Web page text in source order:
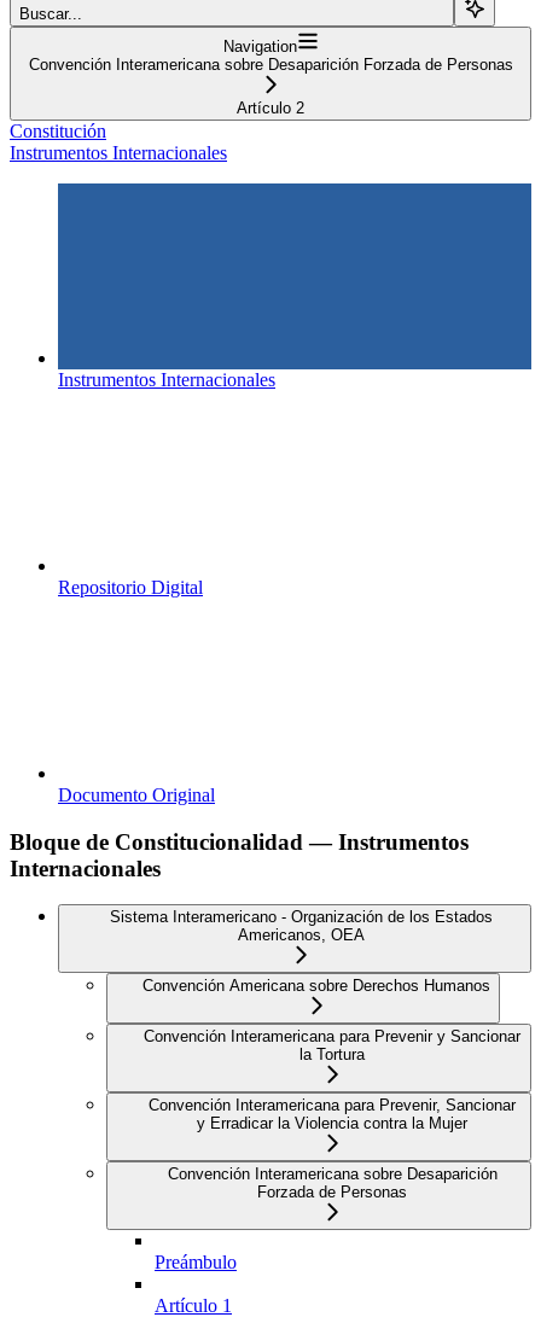
Buscar...
Navigation
Convención Interamericana sobre Desaparición Forzada de Personas
Artículo 2
Constitución
Instrumentos Internacionales
Instrumentos Internacionales
Repositorio Digital
Documento Original
Bloque de Constitucionalidad — Instrumentos
Internacionales
Sistema Interamericano - Organización de los Estados
Americanos, OEA
Convención Americana sobre Derechos Humanos
Convención Interamericana para Prevenir y Sancionar
la Tortura
Convención Interamericana para Prevenir, Sancionar
y Erradicar la Violencia contra la Mujer
Convención Interamericana sobre Desaparición
Forzada de Personas
Preámbulo
Artículo 1